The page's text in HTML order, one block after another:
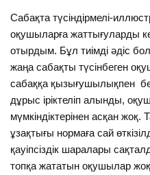
Сабақта түсіндірмелі-
оқушыларға жаттығуларды
отырдым. Бұл тиімді әдіс
жаңа сабақты түсінбеген
сабаққа қызығушылықпен
дұрыс іріктеліп алынды,
мүмкіндіктерінен асқан
ұзақтығы нормаға сай
қауіпсіздік шаралары
топқа жататын оқушылар